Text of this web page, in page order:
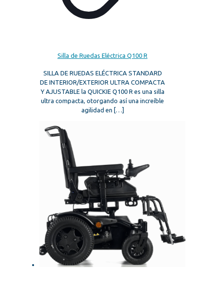
Silla de Ruedas Eléctrica Q100 R
SILLA DE RUEDAS ELÉCTRICA STANDARD
DE INTERIOR/EXTERIOR ULTRA COMPACTA
Y AJUSTABLE la QUICKIE Q100 R es una silla
ultra compacta, otorgando así una increíble
agilidad en […]